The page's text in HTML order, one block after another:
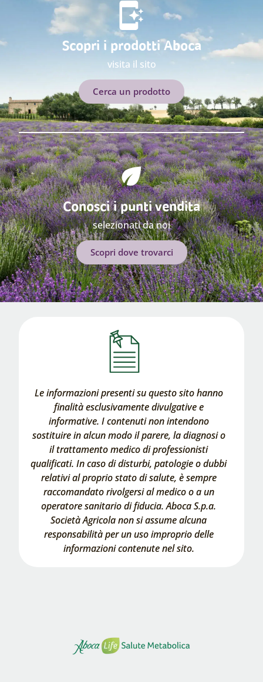
Scopri i prodotti Aboca
visita il sito
Cerca un prodotto
Conosci i punti vendita
selezionati da noi
Scopri dove trovarci
Le informazioni presenti su questo sito hanno
finalità esclusivamente divulgative e
informative. I contenuti non intendono
sostituire in alcun modo il parere, la diagnosi o
il trattamento medico di professionisti
qualificati. In caso di disturbi, patologie o dubbi
relativi al proprio stato di salute, è sempre
raccomandato rivolgersi al medico o a un
operatore sanitario di fiducia. Aboca S.p.a.
Società Agricola non si assume alcuna
responsabilità per un uso improprio delle
informazioni contenute nel sito.